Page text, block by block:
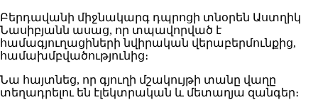
Բերդավանի միջնակարգ դպրոցի տնօրեն Աստղիկ
Նասիբյանն ասաց, որ տպավորված է
համագյուղացիների նվիրական վերաբերմունքից,
համախմբվածությունից։
Նա հայտնեց, որ գյուղի մշակույթի տանը վաղը
տեղադրելու են էլեկտրական և մետաղյա զանգեր։